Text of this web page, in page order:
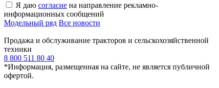
Я даю согласие на направление рекламно-
информационных сообщений
Модельный ряд Все новости
Продажа и обслуживание тракторов и сельскохозяйственной
техники
8 800 511 80 40
*Информация, размещенная на сайте, не является публичной
офертой.